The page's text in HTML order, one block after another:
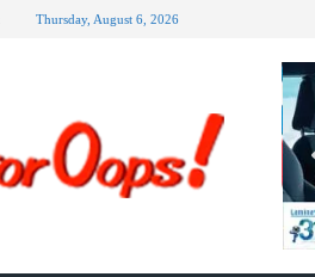
Thursday, August 6, 2026